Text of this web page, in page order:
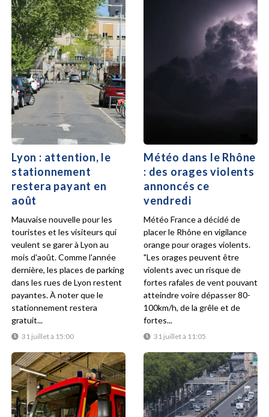
Lyon : attention, le
stationnement
restera payant en
août
31 juillet à 15:00
Mauvaise nouvelle pour les
touristes et les visiteurs qui
veulent se garer à Lyon au
mois d'août. Comme l'année
dernière, les places de parking
dans les rues de Lyon restent
payantes. À noter que le
stationnement restera
gratuit...
Météo dans le Rhône
: des orages violents
annoncés ce
vendredi
31 juillet à 11:05
Météo France a décidé de
placer le Rhône en vigilance
orange pour orages violents.
"Les orages peuvent être
violents avec un risque de
fortes rafales de vent pouvant
atteindre voire dépasser 80-
100km/h, de la grêle et de
fortes...